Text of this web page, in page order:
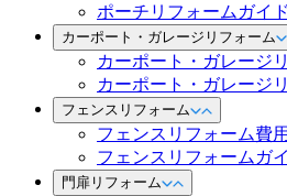
ポーチリフォームガイド
カーポート・ガレージリフォーム
カーポート・ガレージ
カーポート・ガレージ
フェンスリフォーム
フェンスリフォーム費
フェンスリフォームガ
門扉リフォーム